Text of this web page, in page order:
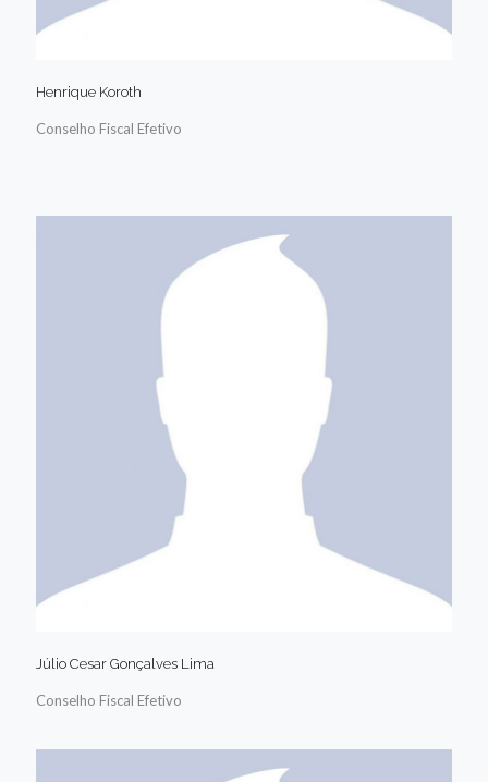
Henrique Koroth
Conselho Fiscal Efetivo
Júlio Cesar Gonçalves Lima
Conselho Fiscal Efetivo